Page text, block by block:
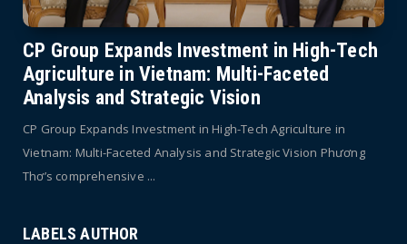
CP Group Expands Investment in High-Tech
Agriculture in Vietnam: Multi-Faceted
Analysis and Strategic Vision
CP Group Expands Investment in High-Tech Agriculture in
Vietnam: Multi-Faceted Analysis and Strategic Vision Phương
Thơ’s comprehensive ...
LABELS AUTHOR